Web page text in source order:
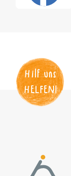
Hilf uns
HELFEN!